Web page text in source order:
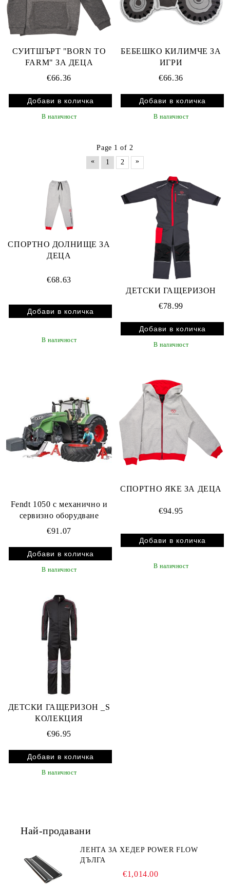
СУИТШЪРТ "BORN TO
FARM" ЗА ДЕЦА
€66.36
В наличност
БЕБЕШКО КИЛИМЧЕ ЗА
ИГРИ
€66.36
В наличност
Page 1 of 2
«
1 2 »
СПОРТНО ДОЛНИЩЕ ЗА
ДЕЦА
€68.63
В наличност
ДЕТСКИ ГАЩЕРИЗОН
€78.99
В наличност
Fendt 1050 с механично и
сервизно оборудване
€91.07
В наличност
СПОРТНО ЯКЕ ЗА ДЕЦА
€94.95
В наличност
ДЕТСКИ ГАЩЕРИЗОН _S
КОЛЕКЦИЯ
€96.95
В наличност
Най-продавани
ЛЕНТА ЗА ХЕДЕР POWER FLOW
ДЪЛГА
€1,014.00